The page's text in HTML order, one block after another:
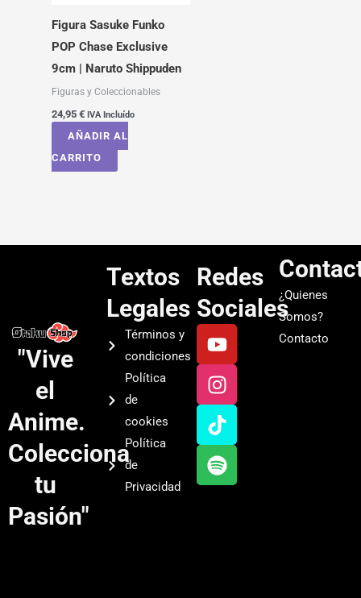
Figura Sasuke Funko
POP Chase Exclusive
9cm | Naruto Shippuden
Figuras y Coleccionables
24,95 € IVA Incluído
AÑADIR AL
CARRITO
"Vive
el
Anime.
Colecciona
tu
Pasión"
Textos
Legales
Términos y
condiciones
Política
de
cookies
Política
de
Privacidad
Redes
Sociales
Y
o
u
t
u
b
e
I
n
s
t
a
g
r
a
T
i
k
t
o
k
S
p
o
t
i
f
y
¿Quienes
Somos?
Contacto